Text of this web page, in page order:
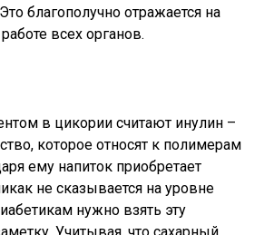
благополучно отражается на
всех органов.
в цикории считают инулин –
которое относят к полимерам
ему напиток приобретает
не сказывается на уровне
нужно взять эту